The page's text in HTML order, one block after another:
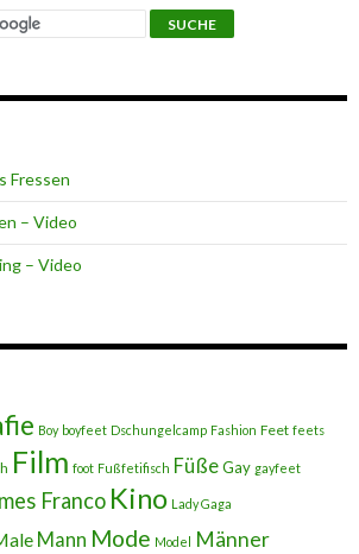
Fressen
– Video
– Video
Boy boyfeet Dschungelcamp Fashion Feet feets
Film foot Fußfetifisch FüßeGay gayfeet
Franco Kino Lady Gaga
Mann Mode Model Männer